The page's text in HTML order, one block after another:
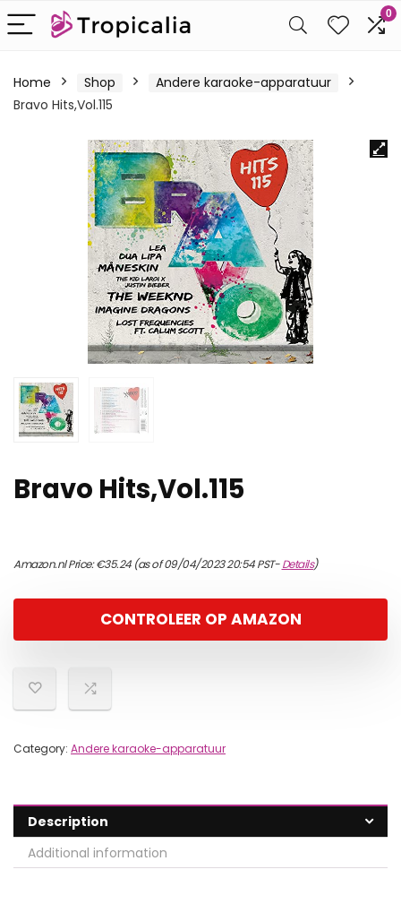
0
Home Shop
Andere karaoke-apparatuur
Bravo Hits,Vol.115
Bravo Hits,Vol.115
Amazon.nl Price:€35.24(as of 09/04/2023 20:54 PST-Details)
CONTROLEER OP AMAZON
Category: Andere karaoke-apparatuur
Description
Additional information